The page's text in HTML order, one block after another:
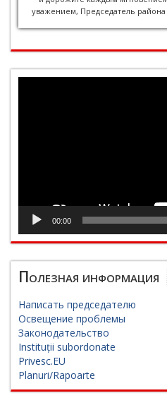
уважением, Председатель района
00:00
Полезная информация
Написать председателю
Освещение проблемы
Законодательство
Instituții subordonate
Privesc.EU
Planuri/Rapoarte